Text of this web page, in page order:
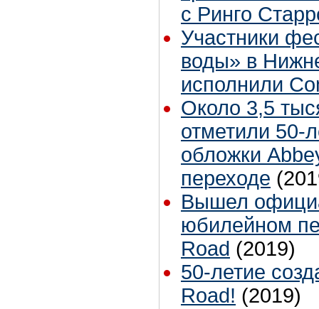
с Ринго
Участники
воды» в
исполнили
Около 3,5
отметили 50-
обложки
переходе
Вышел
юбилейном
Road (2019)
50-летие
Road! (2019)